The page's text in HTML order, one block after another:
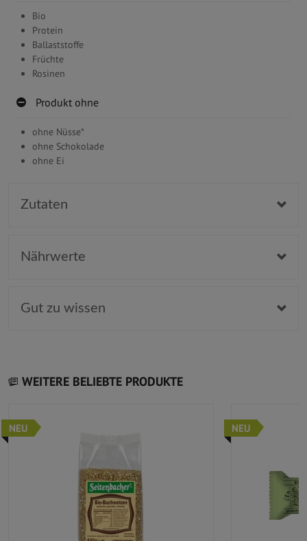
Bio
Protein
Ballaststoffe
Früchte
Rosinen
Produkt ohne
ohne Nüsse*
ohne Schokolade
ohne Ei
Zutaten
Nährwerte
Gut zu wissen
WEITERE BELIEBTE PRODUKTE
NEU NEU